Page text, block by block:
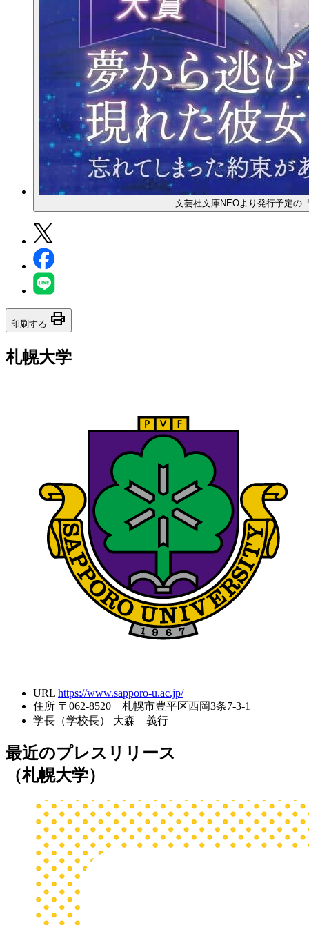
文芸社文庫NEOより発行予定の
印刷する print
札幌大学
URL https://www.sapporo-u.ac.jp/
住所 〒062-8520 札幌市豊平区西岡3条7-3-1
学長（学校長）
大森 義行
最近のプレスリリース
（札幌大学）